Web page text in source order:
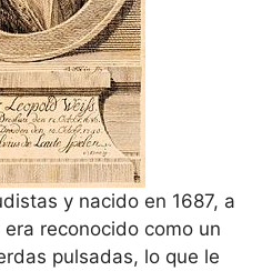
y nacido en 1687, a
reconocido como un
pulsadas, lo que le